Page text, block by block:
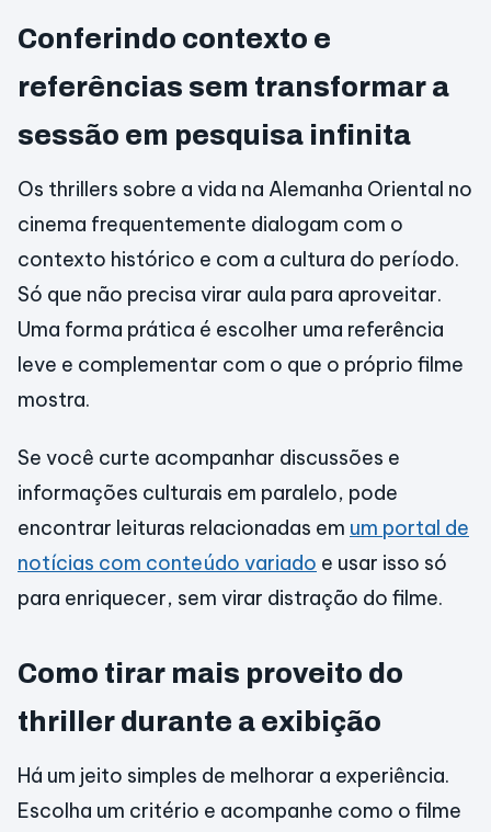
Conferindo contexto e
referências sem transformar a
sessão em pesquisa infinita
Os thrillers sobre a vida na Alemanha Oriental no
cinema frequentemente dialogam com o
contexto histórico e com a cultura do período.
Só que não precisa virar aula para aproveitar.
Uma forma prática é escolher uma referência
leve e complementar com o que o próprio filme
mostra.
Se você curte acompanhar discussões e
informações culturais em paralelo, pode
encontrar leituras relacionadas em um portal de
notícias com conteúdo variado e usar isso só
para enriquecer, sem virar distração do filme.
Como tirar mais proveito do
thriller durante a exibição
Há um jeito simples de melhorar a experiência.
Escolha um critério e acompanhe como o filme